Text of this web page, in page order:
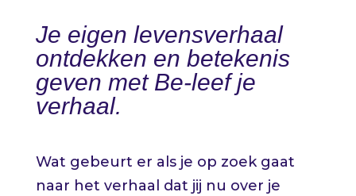
Je eigen levensverhaal
ontdekken en betekenis
geven met Be-leef je
verhaal.
Wat gebeurt er als je op zoek gaat
naar het verhaal dat jij nu over je